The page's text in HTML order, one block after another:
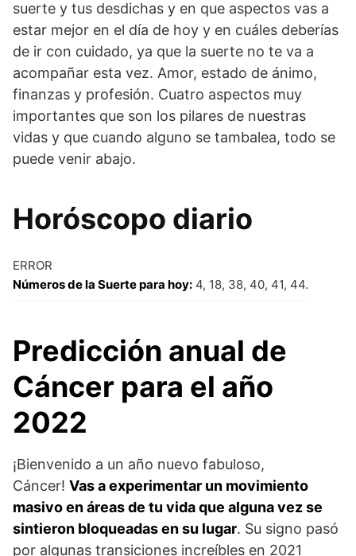
suerte y tus desdichas y en que aspectos vas a
estar mejor en el día de hoy y en cuáles deberías
de ir con cuidado, ya que la suerte no te va a
acompañar esta vez. Amor, estado de ánimo,
finanzas y profesión. Cuatro aspectos muy
importantes que son los pilares de nuestras
vidas y que cuando alguno se tambalea, todo se
puede venir abajo.
Horóscopo diario
ERROR
Números de la Suerte para hoy: 4, 18, 38, 40, 41, 44.
Predicción anual de
Cáncer para el año
2022
¡Bienvenido a un año nuevo fabuloso,
Cáncer! Vas a experimentar un movimiento
masivo en áreas de tu vida que alguna vez se
sintieron bloqueadas en su lugar. Su signo pasó
por algunas transiciones increíbles en 2021